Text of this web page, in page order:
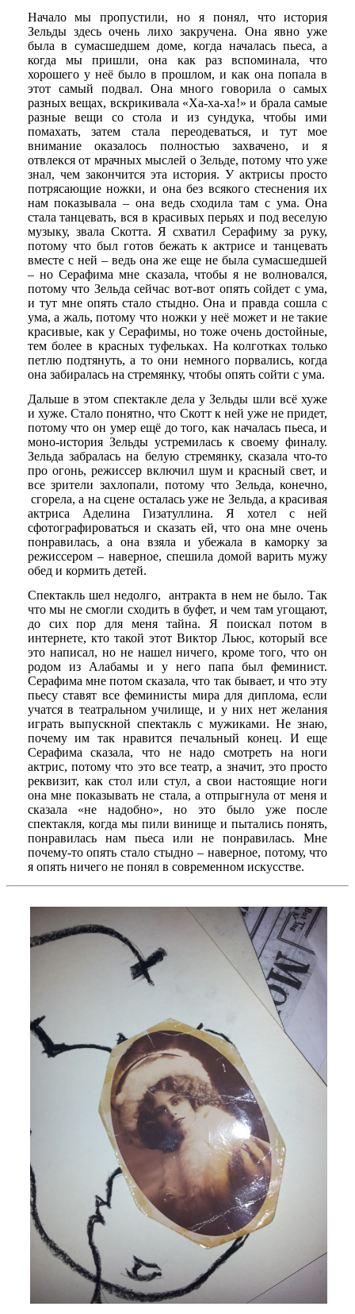
Начало мы пропустили, но я понял, что история
Зельды здесь очень лихо закручена. Она явно уже
была в сумасшедшем доме, когда началась пьеса, а
когда мы пришли, она как раз вспоминала, что
хорошего у неё было в прошлом, и как она попала в
этот самый подвал. Она много говорила о самых
разных вещах, вскрикивала «Ха-ха-ха!» и брала самые
разные вещи со стола и из сундука, чтобы ими
помахать, затем стала переодеваться, и тут мое
внимание оказалось полностью захвачено, и я
отвлекся от мрачных мыслей о Зельде, потому что уже
знал, чем закончится эта история. У актрисы просто
потрясающие ножки, и она без всякого стеснения их
нам показывала – она ведь сходила там с ума. Она
стала танцевать, вся в красивых перьях и под веселую
музыку, звала Скотта. Я схватил Серафиму за руку,
потому что был готов бежать к актрисе и танцевать
вместе с ней – ведь она же еще не была сумасшедшей
– но Серафима мне сказала, чтобы я не волновался,
потому что Зельда сейчас вот-вот опять сойдет с ума,
и тут мне опять стало стыдно. Она и правда сошла с
ума, а жаль, потому что ножки у неё может и не такие
красивые, как у Серафимы, но тоже очень достойные,
тем более в красных туфельках. На колготках только
петлю подтянуть, а то они немного порвались, когда
она забиралась на стремянку, чтобы опять сойти с ума.
Дальше в этом спектакле дела у Зельды шли всё хуже
и хуже. Стало понятно, что Скотт к ней уже не придет,
потому что он умер ещё до того, как началась пьеса, и
моно-история Зельды устремилась к своему финалу.
Зельда забралась на белую стремянку, сказала что-то
про огонь, режиссер включил шум и красный свет, и
все зрители захлопали, потому что Зельда, конечно,
сгорела, а на сцене осталась уже не Зельда, а красивая
актриса Аделина Гизатуллина. Я хотел с ней
сфотографироваться и сказать ей, что она мне очень
понравилась, а она взяла и убежала в каморку за
режиссером – наверное, спешила домой варить мужу
обед и кормить детей.
Спектакль шел недолго, антракта в нем не было. Так
что мы не смогли сходить в буфет, и чем там угощают,
до сих пор для меня тайна. Я поискал потом в
интернете, кто такой этот Виктор Льюс, который все
это написал, но не нашел ничего, кроме того, что он
родом из Алабамы и у него папа был феминист.
Серафима мне потом сказала, что так бывает, и что эту
пьесу ставят все феминисты мира для диплома, если
учатся в театральном училище, и у них нет желания
играть выпускной спектакль с мужиками. Не знаю,
почему им так нравится печальный конец. И еще
Серафима сказала, что не надо смотреть на ноги
актрис, потому что это все театр, а значит, это просто
реквизит, как стол или стул, а свои настоящие ноги
она мне показывать не стала, а отпрыгнула от меня и
сказала «не надобно», но это было уже после
спектакля, когда мы пили винище и пытались понять,
понравилась нам пьеса или не понравилась. Мне
почему-то опять стало стыдно – наверное, потому, что
я опять ничего не понял в современном искусстве.